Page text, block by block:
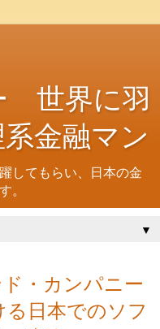
世界に羽
金融マン
してもらい、日本の金
。
▼
・カンパニー
日本でのソフ